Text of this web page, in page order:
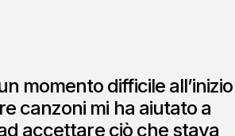
momento difficile all’inizio
canzoni mi ha aiutato a
accettare ciò che stava